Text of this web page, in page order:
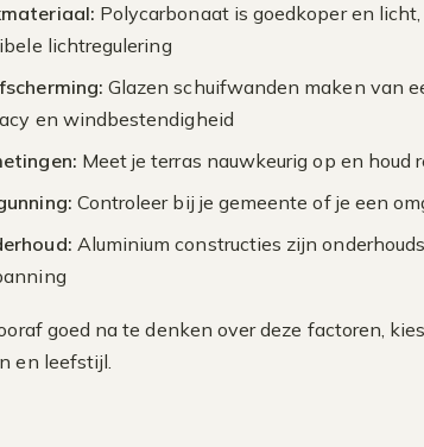
Polycarbonaat is goedkoper en
lichtregulering
Glazen schuifwanden maken van
en windbestendigheid
Meet je terras nauwkeurig op en
Controleer bij je gemeente of je een
Aluminium constructies zijn
goed na te denken over deze factoren,
en leefstijl.